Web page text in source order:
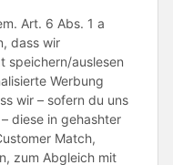
Art. 6 Abs. 1 a
dass wir
speichern/auslesen
Werbung
wir – sofern du uns
diese in gehashter
Match,
zum Abgleich mit